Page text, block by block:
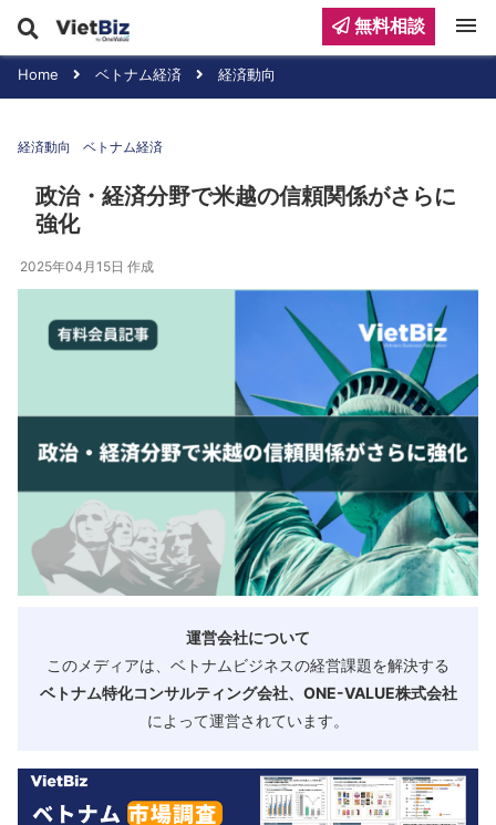
Home ベトナム経済 経済動向
経済動向 ベトナム経済
政治・経済分野で米越の信頼関係がさらに
強化
2025年04月15日 作成
運営会社について
このメディアは、ベトナムビジネスの経営課題を解決する
ベトナム特化コンサルティング会社、ONE-VALUE株式会社
によって運営されています。
無料相談 menu